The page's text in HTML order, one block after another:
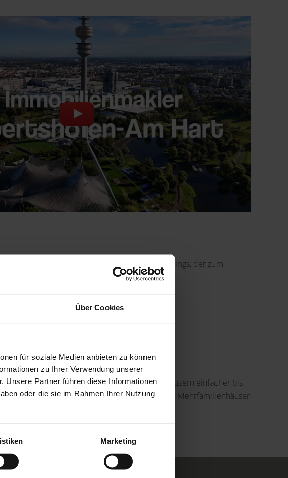
Über Cookies
für soziale Medien anbieten zu können
zu Ihrer Verwendung unserer
Unsere Partner führen diese Informationen
oder die sie im Rahmen Ihrer Nutzung
Marketing
der Gleiskörper nördlich des Frankfurter Rings, der zum
Einbeziehung des Olympiageländes.
Knorr-Bremse und andere.
ist geprägt von soliden Mehrfamilienhäusern einfacher bis
niedrig bis mittel. Eigentumswohnungen, Mehrfamilienhäuser
verkehrsmäßig erschlossen.